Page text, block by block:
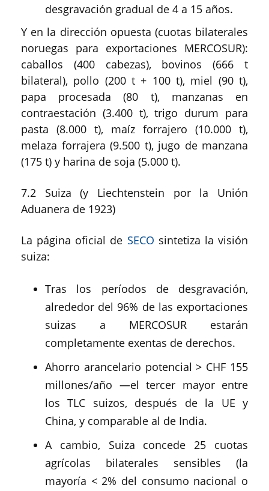
desgravación gradual de 4 a 15 años.
Y en la dirección opuesta (cuotas bilaterales
noruegas para exportaciones MERCOSUR):
caballos (400 cabezas), bovinos (666 t
bilateral), pollo (200 t + 100 t), miel (90 t),
papa procesada (80 t), manzanas en
contraestación (3.400 t), trigo durum para
pasta (8.000 t), maíz forrajero (10.000 t),
melaza forrajera (9.500 t), jugo de manzana
(175 t) y harina de soja (5.000 t).
7.2 Suiza (y Liechtenstein por la Unión
Aduanera de 1923)
La página oficial de SECO sintetiza la visión
suiza:
Tras los períodos de desgravación,
alrededor del 96% de las exportaciones
suizas a MERCOSUR estarán
completamente exentas de derechos.
Ahorro arancelario potencial > CHF 155
millones/año —el tercer mayor entre
los TLC suizos, después de la UE y
China, y comparable al de India.
A cambio, Suiza concede 25 cuotas
agrícolas bilaterales sensibles (la
mayoría < 2% del consumo nacional o